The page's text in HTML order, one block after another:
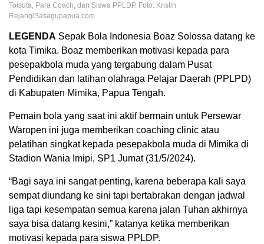
Toisuta, Para Coach, dan Siswa PPLDP. Foto: Kristin
Rejang/Sasagupapua.com
LEGENDA Sepak Bola Indonesia Boaz Solossa datang ke
kota Timika. Boaz memberikan motivasi kepada para
pesepakbola muda yang tergabung dalam Pusat
Pendidikan dan latihan olahraga Pelajar Daerah (PPLPD)
di Kabupaten Mimika, Papua Tengah.
Pemain bola yang saat ini aktif bermain untuk Persewar
Waropen ini juga memberikan coaching clinic atau
pelatihan singkat kepada pesepakbola muda di Mimika di
Stadion Wania Imipi, SP1 Jumat (31/5/2024).
“Bagi saya ini sangat penting, karena beberapa kali saya
sempat diundang ke sini tapi bertabrakan dengan jadwal
liga tapi kesempatan semua karena jalan Tuhan akhirnya
saya bisa datang kesini,” katanya ketika memberikan
motivasi kepada para siswa PPLDP.